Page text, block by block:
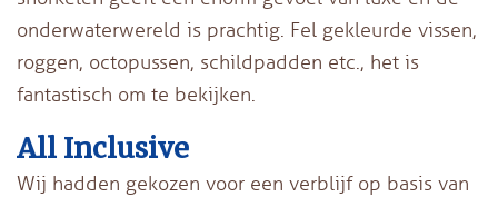
onderwaterwereld is prachtig. Fel gekleurde vissen,
roggen, octopussen, schildpadden etc., het is
fantastisch om te bekijken.
All Inclusive
Wij hadden gekozen voor een verblijf op basis van